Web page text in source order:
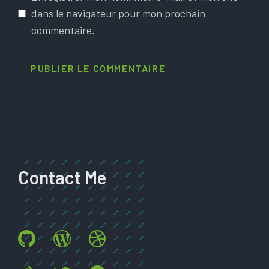
dans le navigateur pour mon prochain
commentaire.
Contact Me